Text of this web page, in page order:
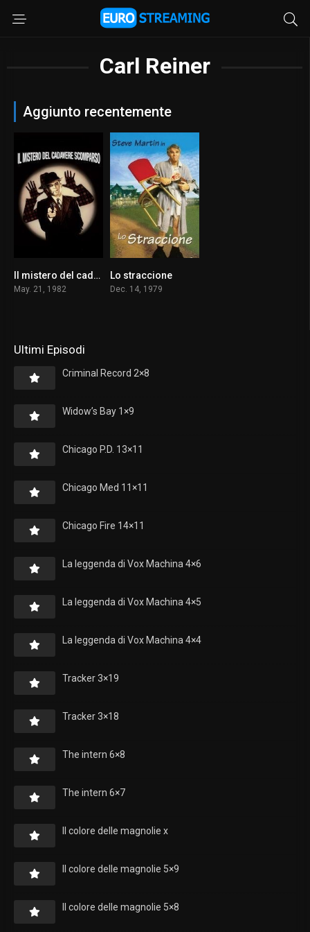
Carl Reiner
Aggiunto recentemente
6.8Il mistero del cadavere scomparso
May. 21, 1982
Lo straccione
Dec. 14, 1979
Ultimi Episodi
Criminal Record 2×8
Widow’s Bay 1×9
Chicago P.D. 13×11
Chicago Med 11×11
Chicago Fire 14×11
La leggenda di Vox Machina 4×6
La leggenda di Vox Machina 4×5
La leggenda di Vox Machina 4×4
Tracker 3×19
Tracker 3×18
The intern 6×8
The intern 6×7
Il colore delle magnolie x
Il colore delle magnolie 5×9
Il colore delle magnolie 5×8